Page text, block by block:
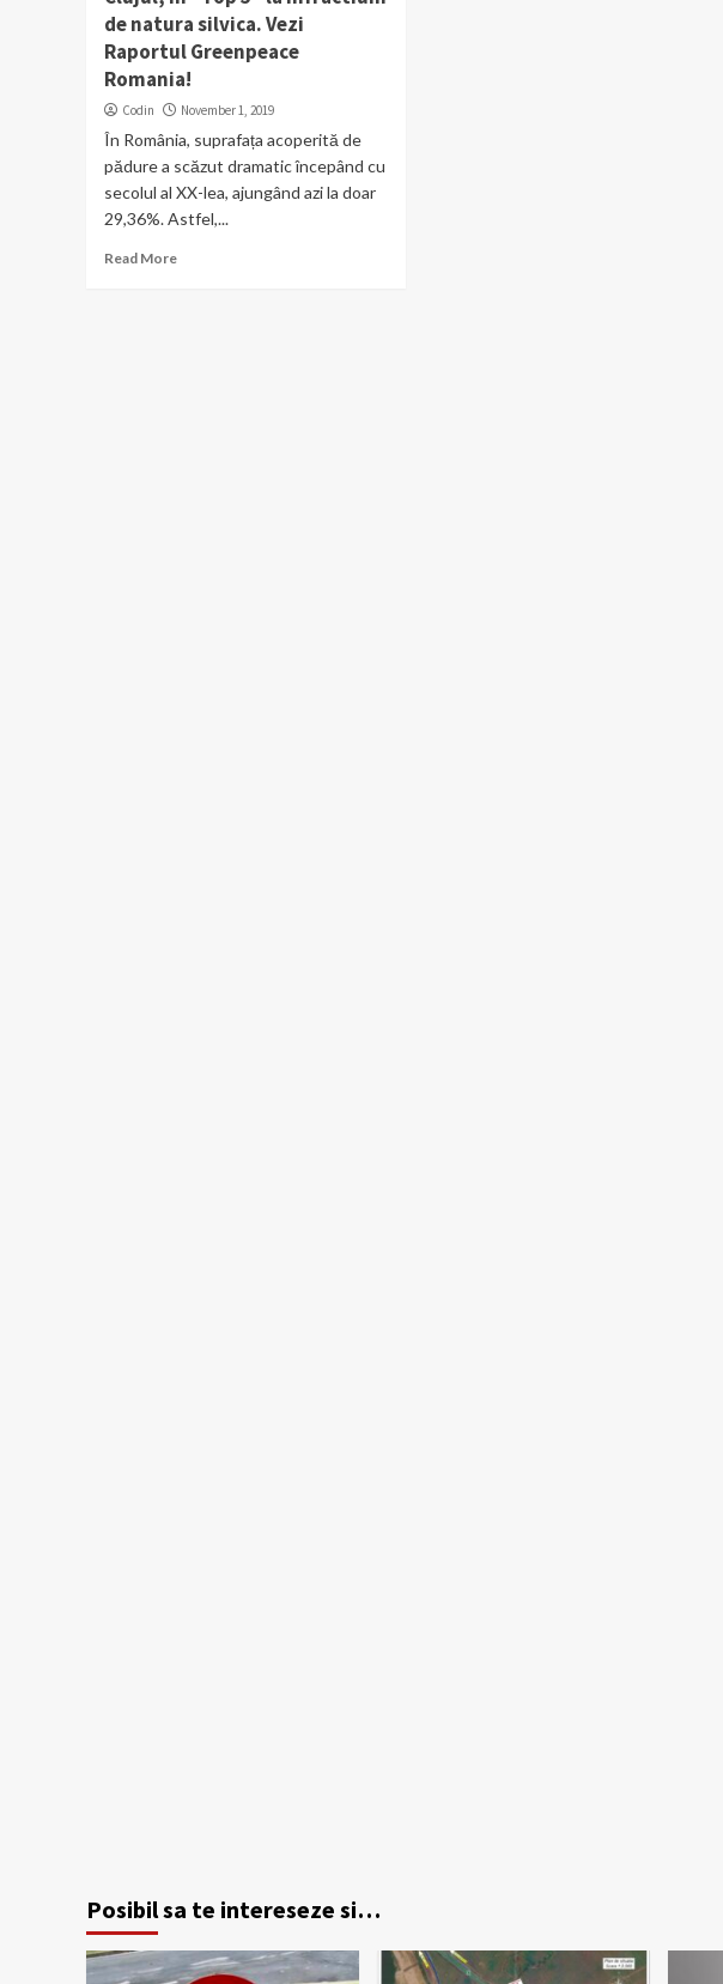
de natura silvica. Vezi
Raportul Greenpeace
Romania!
Codin November 1, 2019
În România, suprafața acoperită de
pădure a scăzut dramatic începând cu
secolul al XX-lea, ajungând azi la doar
29,36%. Astfel,...
Read More
Posibil sa te intereseze si…